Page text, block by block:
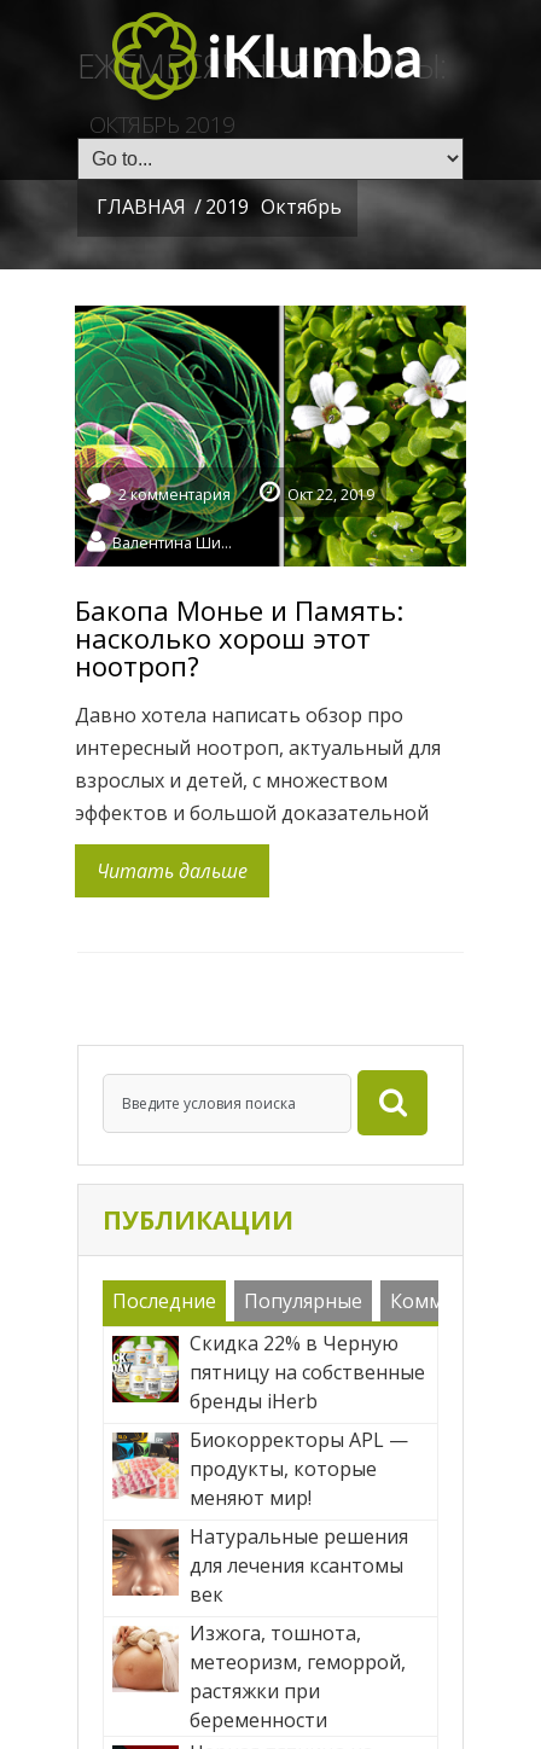
ЕЖЕМЕСЯЧНЫЕ АРХИВЫ:
ОКТЯБРЬ 2019
ГЛАВНАЯ /2019 Октябрь
2 комментария Окт 22, 2019
Валентина Шидловская
Бакопа Монье и Память:
насколько хорош этот
ноотроп?
Давно хотела написать обзор про
интересный ноотроп, актуальный для
взрослых и детей, с множеством
эффектов и большой доказательной
базой — таковым является Бакопа
Монье (Bacopa Monnieri). Прием бакопы
свойствам напоминает гинко (тоже
ноотроп), но со своими фишками. Я уже
успела попробовать, […]
Читать дальше
ПУБЛИКАЦИИ
Последние Популярные
Комменарии
Скидка 22% в Черную
пятницу на собственные
бренды iHerb
Биокорректоры APL —
продукты, которые
меняют мир!
Натуральные решения
для лечения ксантомы
век
Изжога, тошнота,
метеоризм, геморрой,
растяжки при
беременности